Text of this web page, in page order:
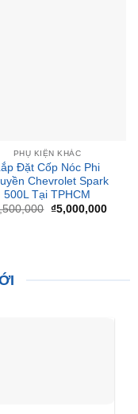
PHỤ KIỆN KHÁC
Đặt Cốp Nóc Phi
Chevrolet Spark
500L Tại TPHCM
Giá
₫5,000,000Giá